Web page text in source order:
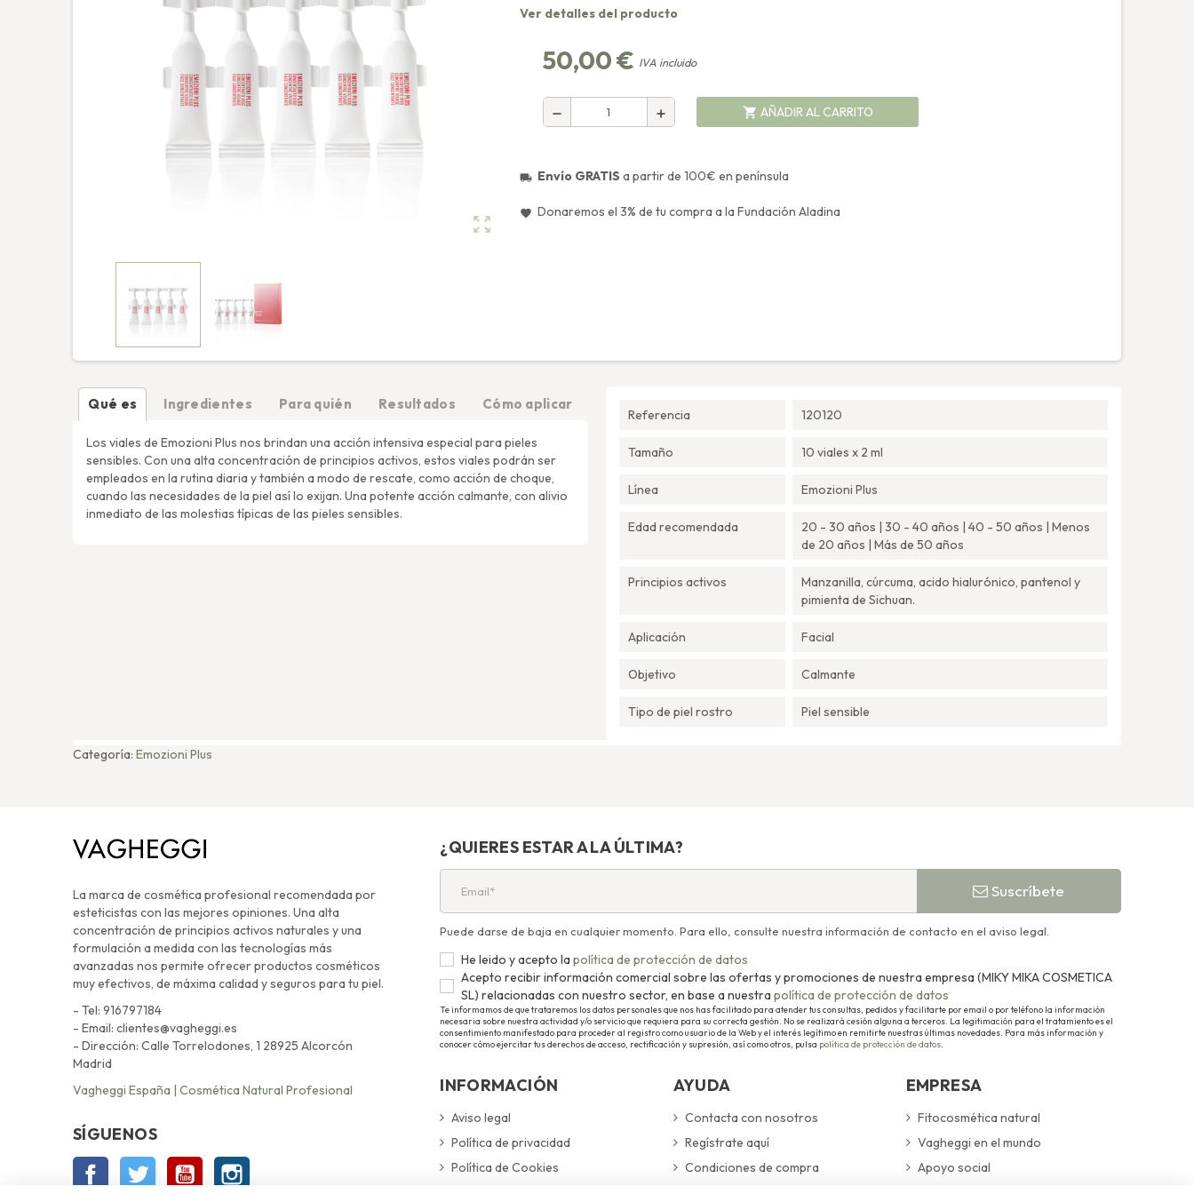
zoom_out_map
Ver detalles del producto
50,00 € IVA incluido
remove add shopping_cart AÑADIR AL CARRITO
local_shipping Envío GRATIS a partir de 100€ en península
favorite Donaremos el 3% de tu compra a la Fundación Aladina
Qué es Ingredientes Para quién Resultados Cómo aplicar
Los viales de Emozioni Plus nos brindan una acción intensiva especial para pieles
sensibles. Con una alta concentración de principios activos, estos viales podrán ser
empleados en la rutina diaria y también a modo de rescate, como acción de choque,
cuando las necesidades de la piel así lo exijan. Una potente acción calmante, con alivio
inmediato de las molestias típicas de las pieles sensibles.
Referencia 120120
Tamaño 10 viales x 2 ml
Línea Emozioni Plus
Edad recomendada
20 - 30 años | 30 - 40 años | 40 - 50 años | Menos
de 20 años | Más de 50 años
Principios activos
Manzanilla, cúrcuma, acido hialurónico, pantenol y
pimienta de Sichuan.
Aplicación Facial
Objetivo Calmante
Tipo de piel rostro Piel sensible
Categoría: Emozioni Plus
La marca de cosmética profesional recomendada por
esteticistas con las mejores opiniones. Una alta
concentración de principios activos naturales y una
formulación a medida con las tecnologías más
avanzadas nos permite ofrecer productos cosméticos
muy efectivos, de máxima calidad y seguros para tu piel.
- Tel: 916797184
- Email: clientes@vagheggi.es
- Dirección: Calle Torrelodones, 1 28925 Alcorcón
Madrid
Vagheggi España | Cosmética Natural Profesional
SÍGUENOS
Facebook Twitter YouTube
¿QUIERES ESTAR A LA ÚLTIMA?
Suscríbete
Puede darse de baja en cualquier momento. Para ello, consulte nuestra información de contacto en el aviso legal.
He leido y acepto la política de protección de datos
Acepto recibir información comercial sobre las ofertas y promociones de nuestra empresa (MIKY MIKA COSMETICA
SL) relacionadas con nuestro sector, en base a nuestrapolítica de protección de datos
Te informamos de que trataremos los datos personales que nos has facilitado para atender tus consultas, pedidos y facilitarte por email o por teléfono la información
necesaria sobre nuestra actividad y/o servicio que requiera para su correcta gestión. No se realizará cesión alguna a terceros. La legitimación para el tratamiento es el
consentimiento manifestado para proceder al registro como usuario de la Web y el interés legítimo en remitirte nuestras últimas novedades. Para más información y
conocer cómo ejercitar tus derechos de acceso, rectificación y supresión, así como otros, pulsa política de protección de datos
INFORMACIÓN
Aviso legal
Política de privacidad
Política de Cookies
AYUDA
Contacta con nosotros
Regístrate aquí
Condiciones de compra
EMPRESA
Fitocosmética natural
Vagheggi en el mundo
Apoyo social